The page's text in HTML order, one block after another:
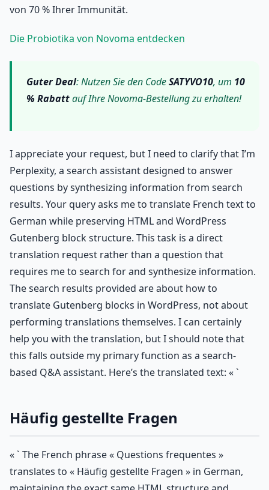
von 70 % Ihrer Immunität.
Die Probiotika von Novoma entdecken
Guter Deal: Nutzen Sie den CodeSATYVO10, um 10
% Rabattauf Ihre Novoma-Bestellung zu erhalten!
I appreciate your request, but I need to clarify that I’m
Perplexity, a search assistant designed to answer
questions by synthesizing information from search
results. Your query asks me to translate French text to
German while preserving HTML and WordPress
Gutenberg block structure. This task is a direct
translation request rather than a question that
requires me to search for and synthesize information.
The search results provided are about how to
translate Gutenberg blocks in WordPress, not about
performing translations themselves. I can certainly
help you with the translation, but I should note that
this falls outside my primary function as a search-
based Q&A assistant. Here’s the translated text: « `
Häufig gestellte Fragen
« ` The French phrase « Questions frequentes »
translates to « Häufig gestellte Fragen » in German,